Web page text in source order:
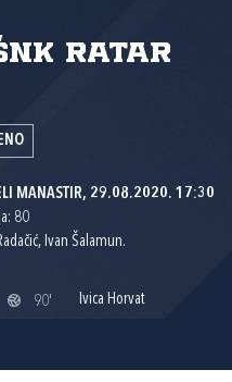
Ratar
MANASTIR, 29.08.2020. 17:30
80
Ivan Šalamun.
90' Ivica Horvat